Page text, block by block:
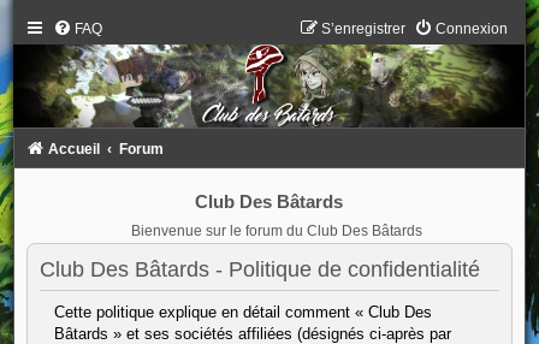
FAQ Connexion
S’enregistrer
Accueil Forum
Club Des Bâtards
Bienvenue sur le forum du Club Des Bâtards
Club Des Bâtards - Politique de confidentialité
Cette politique explique en détail comment « Club Des
Bâtards » et ses sociétés affiliées (désignés ci-après par